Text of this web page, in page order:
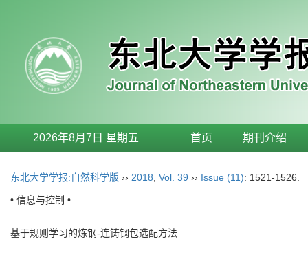
2026年8月7日 星期五 首页 期刊介绍
东北大学学报:自然科学版 ›› 2018 Vol. 39 ›› Issue (11): 1521-1526.
• 信息与控制 •
基于规则学习的炼钢-连铸钢包选配方法